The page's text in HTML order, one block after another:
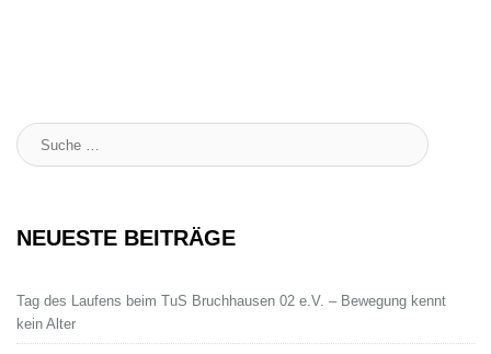
Suche
:
NEUESTE BEITRÄGE
Tag des Laufens beim TuS Bruchhausen 02 e.V. – Bewegung kennt
kein Alter